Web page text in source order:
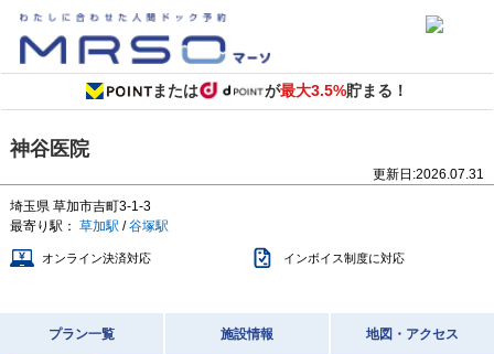
または が最大3.5%貯まる！
神谷医院
更新日:2026.07.31
埼玉県 草加市吉町3-1-3
最寄り駅： 草加駅 /谷塚駅
オンライン決済対応 インボイス制度に対応
プラン一覧 施設情報 地図・アクセス